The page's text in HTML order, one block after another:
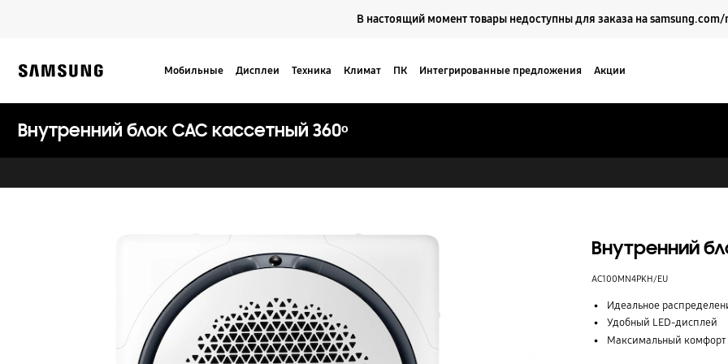
В настоящий момент товары недоступны для заказа на samsung.com/
Мобильные Дисплеи Техника Климат ПК Интегрированные предложения Акции
Внутренний блок CAC кассетный 360ᵒ
Внутренний
AC100MN4PKH/EU
Идеальное
Удобный LED-дисплей
Максимальный комфорт